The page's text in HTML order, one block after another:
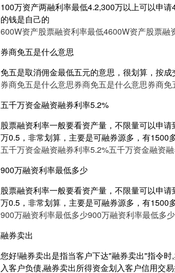
100万资产两融利率最低4.2,300万以上可以申
的钱是自己的
600W资产股票融资利率最低4600W资产股票融
券商免五是什么意思
免五是取消佣金最低五元的意思，很划算，按成
券商免五是什么意思券商免五是什么意思券商免
五千万资金融资融券利率5.2%
股票融资利率一般要看资产量，不限量可以申
万0.5，非常划算，主要是可融券源多，有1500
五千万资金融资融券利率5.2%五千万资金融资
900万融资利率最低多少
股票融资利率一般要看资产量，不限量可以申
万0.5，非常划算，主要是可融券源多，有1500
900万融资利率最低多少900万融资利率最低多少
融券卖出
您好!融券卖出是指当客户下达"融券卖出"指令
入客户负债,融券卖出所得资金划入客户信用交